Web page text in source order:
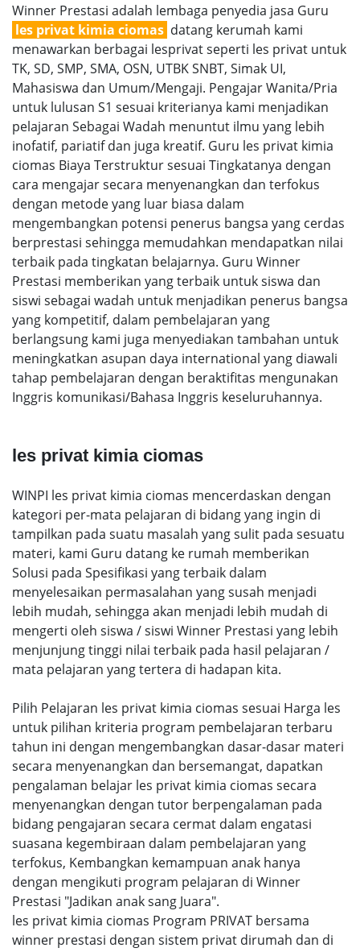
Winner Prestasi adalah lembaga penyedia jasa Guru
les privat kimia ciomas datang kerumah kami
menawarkan berbagai lesprivat seperti les privat untuk
TK, SD, SMP, SMA, OSN, UTBK SNBT, Simak UI,
Mahasiswa dan Umum/Mengaji. Pengajar Wanita/Pria
untuk lulusan S1 sesuai kriterianya kami menjadikan
pelajaran Sebagai Wadah menuntut ilmu yang lebih
inofatif, pariatif dan juga kreatif. Guru les privat kimia
ciomas Biaya Terstruktur sesuai Tingkatanya dengan
cara mengajar secara menyenangkan dan terfokus
dengan metode yang luar biasa dalam
mengembangkan potensi penerus bangsa yang cerdas
berprestasi sehingga memudahkan mendapatkan nilai
terbaik pada tingkatan belajarnya. Guru Winner
Prestasi memberikan yang terbaik untuk siswa dan
siswi sebagai wadah untuk menjadikan penerus bangsa
yang kompetitif, dalam pembelajaran yang
berlangsung kami juga menyediakan tambahan untuk
meningkatkan asupan daya international yang diawali
tahap pembelajaran dengan beraktifitas mengunakan
Inggris komunikasi/Bahasa Inggris keseluruhannya.
les privat kimia ciomas
WINPI les privat kimia ciomas mencerdaskan dengan
kategori per-mata pelajaran di bidang yang ingin di
tampilkan pada suatu masalah yang sulit pada sesuatu
materi, kami Guru datang ke rumah memberikan
Solusi pada Spesifikasi yang terbaik dalam
menyelesaikan permasalahan yang susah menjadi
lebih mudah, sehingga akan menjadi lebih mudah di
mengerti oleh siswa / siswi Winner Prestasi yang lebih
menjunjung tinggi nilai terbaik pada hasil pelajaran /
mata pelajaran yang tertera di hadapan kita.
Pilih Pelajaran les privat kimia ciomas sesuai Harga les
untuk pilihan kriteria program pembelajaran terbaru
tahun ini dengan mengembangkan dasar-dasar materi
secara menyenangkan dan bersemangat, dapatkan
pengalaman belajar les privat kimia ciomas secara
menyenangkan dengan tutor berpengalaman pada
bidang pengajaran secara cermat dalam engatasi
suasana kegembiraan dalam pembelajaran yang
terfokus, Kembangkan kemampuan anak hanya
dengan mengikuti program pelajaran di Winner
Prestasi "Jadikan anak sang Juara".
les privat kimia ciomas Program PRIVAT bersama
winner prestasi dengan sistem privat dirumah dan di